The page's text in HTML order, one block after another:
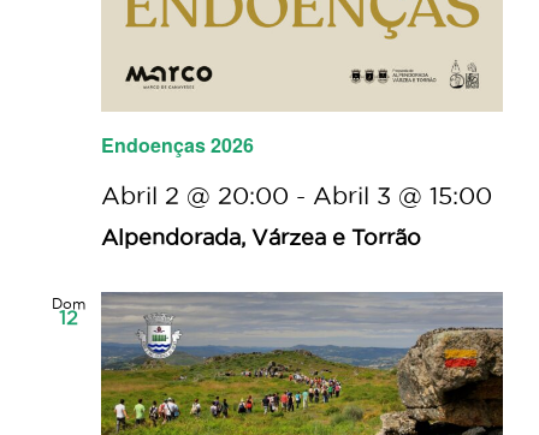
Endoenças 2026
Abril 2 @ 20:00 - Abril 3 @ 15:00
Alpendorada, Várzea e Torrão
Dom
12